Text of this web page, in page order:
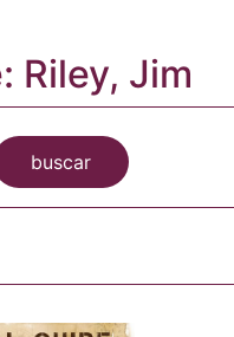
Riley, Jim
buscar